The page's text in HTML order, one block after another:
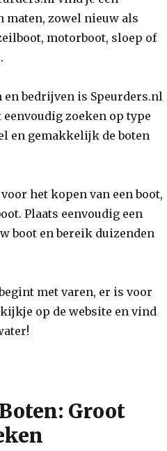
maten, zowel nieuw als
motorboot, sloep of
bedrijven is Speurders.nl
zoeken op type
en gemakkelijk de boten
het kopen van een boot,
Plaats eenvoudig een
boot en bereik duizenden
met varen, er is voor
op de website en vind
Groot